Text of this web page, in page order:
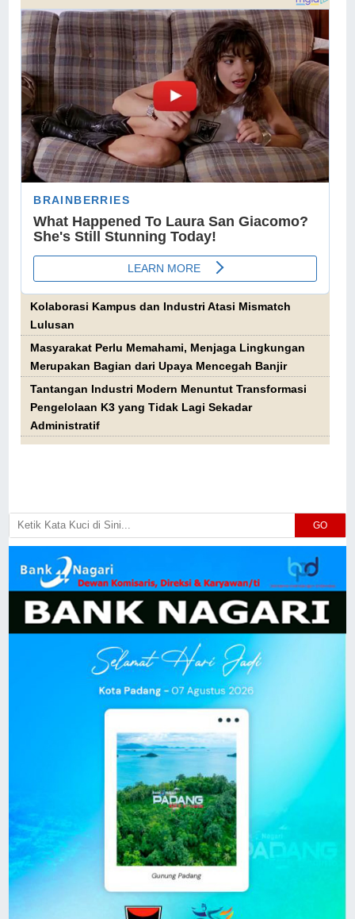
Kolaborasi Kampus dan Industri Atasi Mismatch
Lulusan
Masyarakat Perlu Memahami, Menjaga Lingkungan
Merupakan Bagian dari Upaya Mencegah Banjir
Tantangan Industri Modern Menuntut Transformasi
Pengelolaan K3 yang Tidak Lagi Sekadar
Administratif
GO